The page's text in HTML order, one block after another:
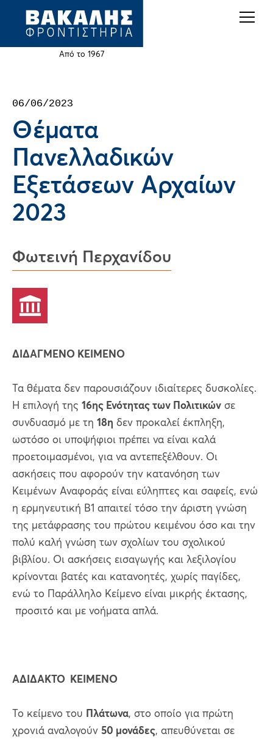
Jump
Από το 1967
top
06/06/2023
Θέματα
Πανελλαδικών
Εξετάσεων Αρχαίων
2023
Φωτεινή Περχανίδου
ΔΙΔΑΓΜΕΝΟ ΚΕΙΜΕΝΟ
Τα θέματα δεν παρουσιάζουν ιδιαίτερες δυσκολίες.
Η επιλογή της 16ης Ενότητας των Πολιτικών σε
συνδυασμό με τη 18η δεν προκαλεί έκπληξη,
ωστόσο οι υποψήφιοι πρέπει να είναι καλά
προετοιμασμένοι, για να αντεπεξέλθουν. Οι
ασκήσεις που αφορούν την κατανόηση των
Κειμένων Αναφοράς είναι εύληπτες και σαφείς, ενώ
η ερμηνευτική Β1 απαιτεί τόσο την άριστη γνώση
της μετάφρασης του πρώτου κειμένου όσο και την
πολύ καλή γνώση των σχολίων του σχολικού
βιβλίου. Οι ασκήσεις εισαγωγής και λεξιλογίου
κρίνονται βατές και κατανοητές, χωρίς παγίδες,
ενώ το Παράλληλο Κείμενο είναι μικρής έκτασης,
προσιτό και με νοήματα απλά.
ΑΔΙΔΑΚΤΟ ΚΕΙΜΕΝΟ
Το κείμενο του Πλάτωνα, στο οποίο για πρώτη
χρονιά αναλογούν 50 μονάδες, απευθύνεται σε